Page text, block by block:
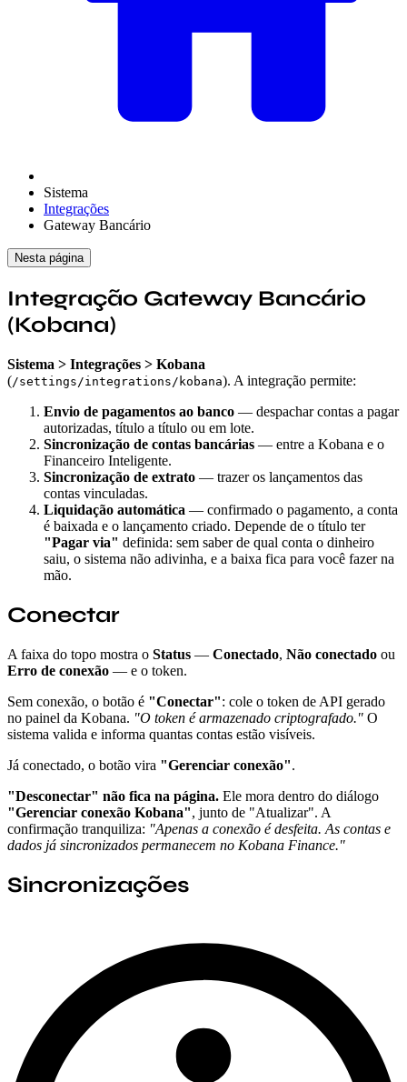
Sistema
Integrações
Gateway Bancário
Nesta página
Integração Gateway Bancário
(Kobana)
Sistema > Integrações > Kobana
(/settings/integrations/kobana). A integração permite:
Envio de pagamentos ao banco — despachar contas a pagar
autorizadas, título a título ou em lote.
Sincronização de contas bancárias — entre a Kobana e o
Financeiro Inteligente.
Sincronização de extrato — trazer os lançamentos das
contas vinculadas.
Liquidação automática — confirmado o pagamento, a conta
é baixada e o lançamento criado. Depende de o título ter
"Pagar via" definida: sem saber de qual conta o dinheiro
saiu, o sistema não adivinha, e a baixa fica para você fazer na
mão.
Conectar
A faixa do topo mostra o Status — Conectado, Não conectado ou
Erro de conexão — e o token.
Sem conexão, o botão é "Conectar": cole o token de API gerado
no painel da Kobana. "O token é armazenado criptografado." O
sistema valida e informa quantas contas estão visíveis.
Já conectado, o botão vira "Gerenciar conexão".
"Desconectar" não fica na página. Ele mora dentro do diálogo
"Gerenciar conexão Kobana", junto de "Atualizar". A
confirmação tranquiliza: "Apenas a conexão é desfeita. As contas e
dados já sincronizados permanecem no Kobana Finance."
Sincronizações